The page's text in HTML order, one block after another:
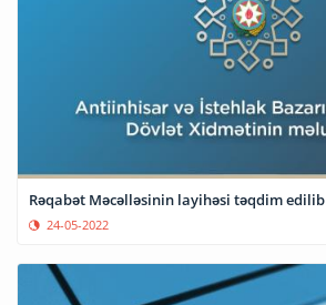
Rəqabət Məcəlləsinin layihəsi təqdim edilib
24-05-2022